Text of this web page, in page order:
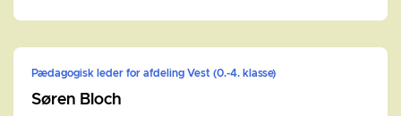
Pædagogisk leder for afdeling Vest (0.-4. klasse)
Søren Bloch